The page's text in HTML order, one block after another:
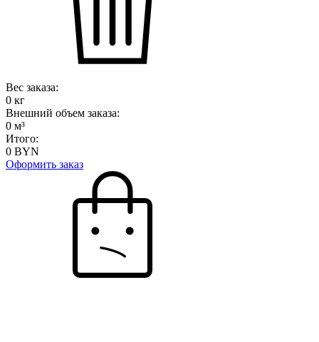
Вес заказа:
0 кг
Внешний объем заказа:
0 м³
Итого:
0 BYN
Оформить заказ